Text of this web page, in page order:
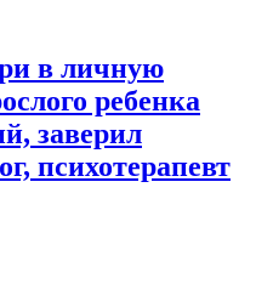
в личную
ребенка
заверил
психотерапевт